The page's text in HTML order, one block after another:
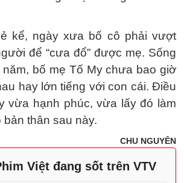
kể, ngày xưa bố cô phải vượt
để “cưa đổ” được mẹ. Sống
bố mẹ Tố My chưa bao giờ
hay lớn tiếng với con cái. Điều
vừa hạnh phúc, vừa lấy đó làm
thân sau này.
CHU NGUYÊN
Việt đang sốt trên VTV